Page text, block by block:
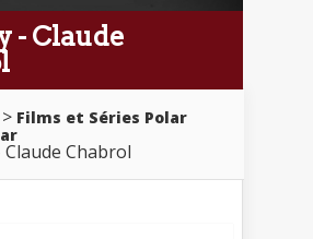
- Claude
Films et Séries Polar
Claude Chabrol